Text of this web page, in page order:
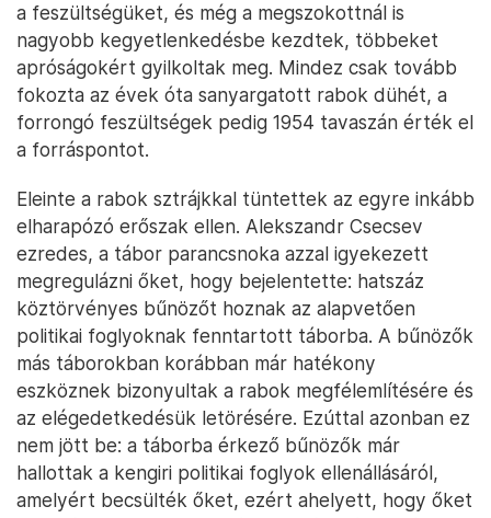
a feszültségüket, és még a megszokottnál is
nagyobb kegyetlenkedésbe kezdtek, többeket
apróságokért gyilkoltak meg. Mindez csak tovább
fokozta az évek óta sanyargatott rabok dühét, a
forrongó feszültségek pedig 1954 tavaszán érték el
a forráspontot.
Eleinte a rabok sztrájkkal tüntettek az egyre inkább
elharapózó erőszak ellen. Alekszandr Csecsev
ezredes, a tábor parancsnoka azzal igyekezett
megregulázni őket, hogy bejelentette: hatszáz
köztörvényes bűnözőt hoznak az alapvetően
politikai foglyoknak fenntartott táborba. A bűnözők
más táborokban korábban már hatékony
eszköznek bizonyultak a rabok megfélemlítésére és
az elégedetkedésük letörésére. Ezúttal azonban ez
nem jött be: a táborba érkező bűnözők már
hallottak a kengiri politikai foglyok ellenállásáról,
amelyért becsülték őket, ezért ahelyett, hogy őket